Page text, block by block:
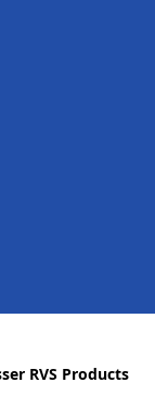
RVS Products